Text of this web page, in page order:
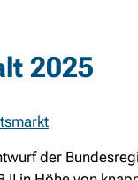
2025
der